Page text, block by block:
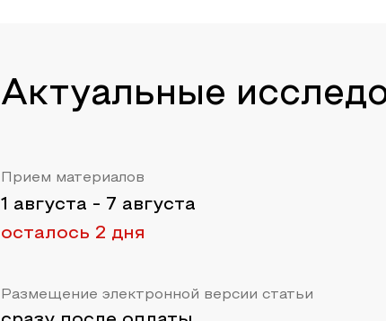
Актуальные
Прием материалов
1 августа - 7 августа
осталось 2 дня
Размещение электронной версии статьи